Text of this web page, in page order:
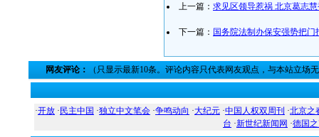
上一篇： 求见区领导惹祸 北京葛志
下一篇： 国务院法制办保安强势把
网友评论： （只显示最新10条。评论内容只代表网友观点，与本站立场
·开放 · 民主中国 ·独立中文笔会 ·争鸣动向 ·大纪元 ·中国人权双周刊 ·北京之
台 ·新世纪新闻网 ·德国